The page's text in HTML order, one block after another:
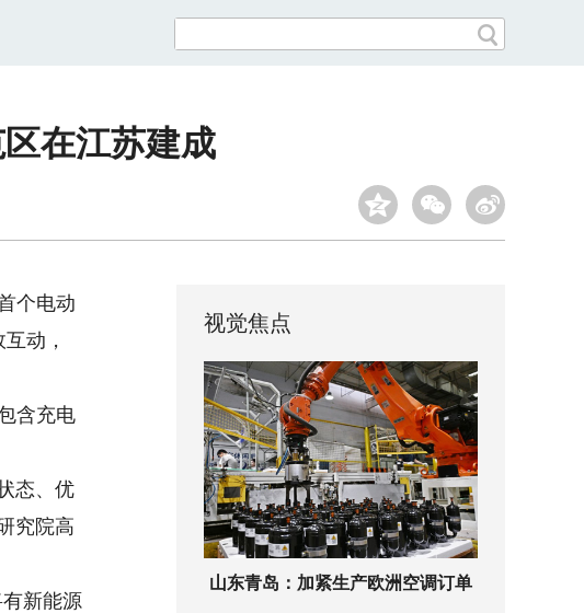
在江苏建成
个电动
动，
含充电
态、优
究院高
新能源
视觉焦点
山东青岛：加紧生产欧洲空调订单